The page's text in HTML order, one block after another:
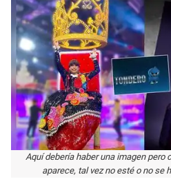
Aquí debería haber una imagen pero
aparece, tal vez no esté o no se